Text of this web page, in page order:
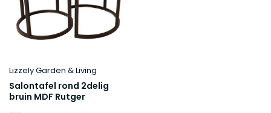
Lizzely Garden & Living
Salontafel rond 2delig
bruin MDF Rutger